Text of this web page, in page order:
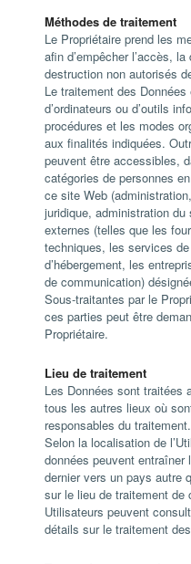
Méthodes de traitement
Le Propriétaire prend les
afin d’empêcher l’accès,
destruction non autorisés
Le traitement des Données
d’ordinateurs ou d’outils
procédures et les modes
aux finalités indiquées.
peuvent être accessibles,
catégories de personnes
ce site Web
juridique, administration
externes (telles que les
techniques, les services
d’hébergement, les
de communication)
Sous-traitantes par le
ces parties peut être
Propriétaire.
Lieu de traitement
Les Données sont traitées
tous les autres lieux où
responsables du traitement.
Selon la localisation de
données peuvent
dernier vers un pays autre
sur le lieu de traitement de
Utilisateurs peuvent
détails sur le traitement